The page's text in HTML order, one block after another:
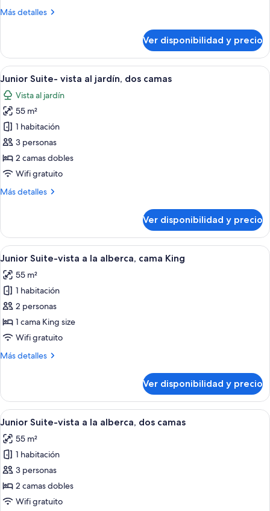
jardín,
Más detalles
Más
Suite-
vista
al
jardín,
cama
King
Ver disponibilidad y precio
Ver
todas
las
fotos
de
Junior
Suite-
vista
jardín,
Un baño moderno con bañera, un
8
Junior Suite- vista al jardín, dos camas
Vista al jardín
55 m²
1 habitación
3 personas
2 camas dobles
Wifi gratuito
Más detalles
Más
Suite-
vista
al
dos
camas
Ver disponibilidad y precio
Ver
todas
las
fotos
de
Junior
Suite-
a
cama
King
Una habitación de hotel moderna
8
Junior Suite-vista a la alberca, cama King
55 m²
1 habitación
2 personas
1 cama King size
Wifi gratuito
Más detalles
Más
Suite-
vista
a
alberca,
cama
King
Ver disponibilidad y precio
Ver
todas
las
fotos
de
Junior
Suite-
Un balcón con un sofá blanco, una
9
Junior Suite-vista a la alberca, dos camas
55 m²
1 habitación
3 personas
2 camas dobles
Wifi gratuito